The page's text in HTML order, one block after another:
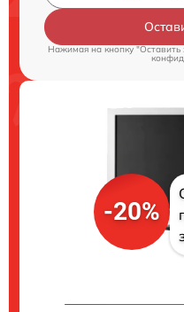
Нажимая на кнопку "Оставить
-20%